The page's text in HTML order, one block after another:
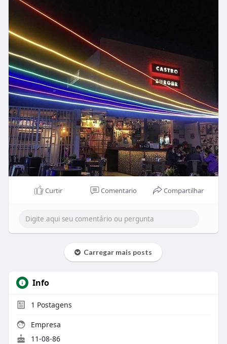
Curtir Comentario Compartilhar
Carregar mais posts
Info
1 Postagens
Empresa
11-08-86